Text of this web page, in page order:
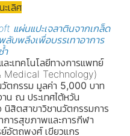
ะเลิศ
แผ่นแปะเจลาตินจากเกล็ด
บพลึงเพื่อบรรเทาอาการ
ำ
เทคโนโลยีทางการแพทย์
Technology)
ตกรรม มูลค่า 5,000 บาท
น ณ ประเทศไต้หวัน
สิตสาขาวิชานวัตกรรมการ
ารสุขภาพและการกีฬา
ย์อัตถพงศ์ เขียวแกร